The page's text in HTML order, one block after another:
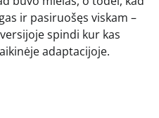
ir pasiruošęs viskam –
spindi kur kas
adaptacijoje.